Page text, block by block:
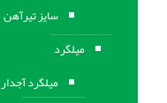
سایز تیرآهن
میلگرد
میلگرد آجدار